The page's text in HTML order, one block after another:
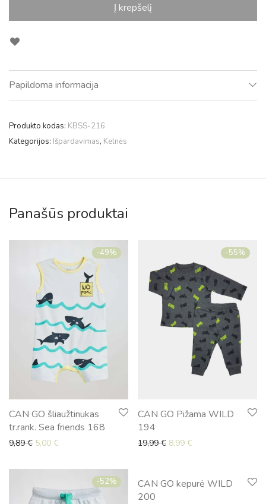
Į krepšelį
Papildoma informacija
Produkto kodas: KBSS-216
Kategorijos: Išpardavimas, Kelnės
Panašūs produktai
-49%
CAN GO šliaužtinukas
tr.rank. Sea friends 168
9,89€ Original price was: 9,89 €.
5,00 € Current price is: 5,00 €.
-55%
CAN GO Pižama WILD
194
19,99€ Original price was: 19,99
8,99 €
-52% -57
CAN GO kepurė WILD
200